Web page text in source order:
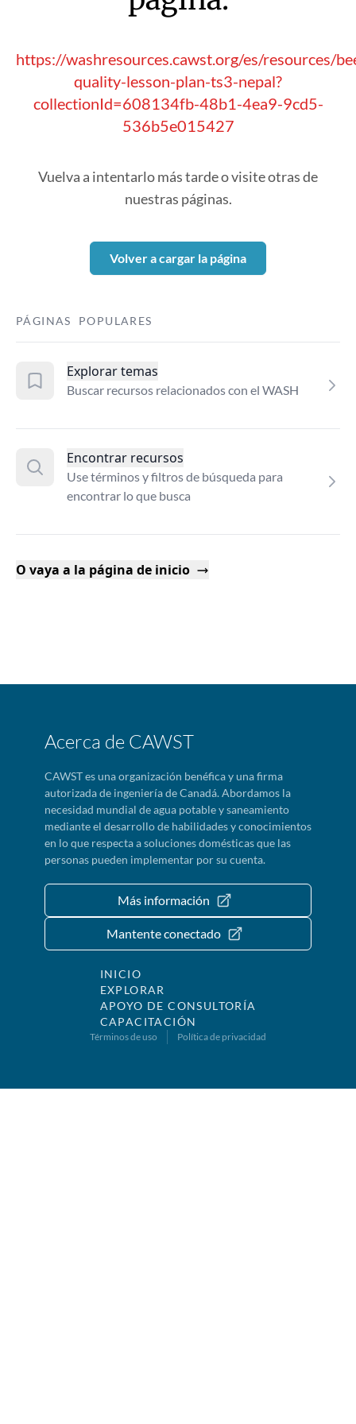
https://washresources.cawst.org/es/resources/
quality-lesson-plan-ts3-nepal?
collectionId=608134fb-48b1-4ea9-9cd5-
536b5e015427
Vuelva a intentarlo más tarde o visite otras de
nuestras páginas.
Volver a cargar la página
PÁGINAS POPULARES
Explorar temas
Buscar recursos relacionados con el WASH
Encontrar recursos
Use términos y filtros de búsqueda para
encontrar lo que busca
O vaya a la página de inicio
Acerca de CAWST
CAWST es una organización benéfica y una firma
autorizada de ingeniería de Canadá. Abordamos la
necesidad mundial de agua potable y saneamiento
mediante el desarrollo de habilidades y conocimientos
en lo que respecta a soluciones domésticas que las
personas pueden implementar por su cuenta.
Más información
Mantente conectado
INICIO
EXPLORAR
APOYO DE CONSULTORÍA
CAPACITACIÓN
Términos de uso Política de privacidad